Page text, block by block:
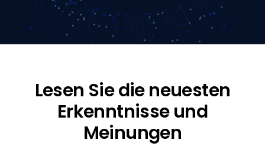
Lesen Sie die neuesten
Erkenntnisse und
Meinungen